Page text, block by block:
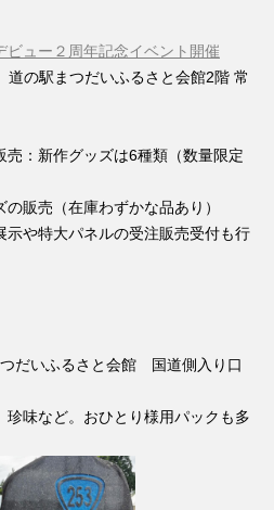
ュー２周年記念イベント開催
の駅まつだいふるさと会館2階 常
売：新作グッズは6種類（数量限定
販売（在庫わずかな品あり）
示や特大パネルの受注販売受付も行
だいふるさと会館 国道側入り口
珍味など。おひとり様用パックも多